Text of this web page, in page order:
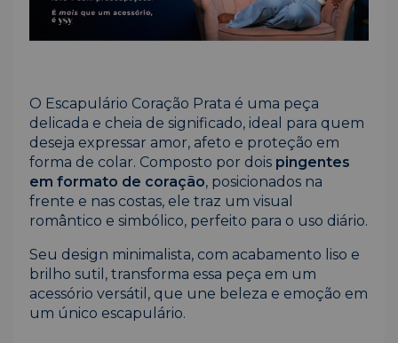
O Escapulário Coração Prata é uma peça
delicada e cheia de significado, ideal para quem
deseja expressar amor, afeto e proteção em
forma de colar. Composto por dois pingentes
em formato de coração, posicionados na
frente e nas costas, ele traz um visual
romântico e simbólico, perfeito para o uso diário.
Seu design minimalista, com acabamento liso e
brilho sutil, transforma essa peça em um
acessório versátil, que une beleza e emoção em
um único escapulário.